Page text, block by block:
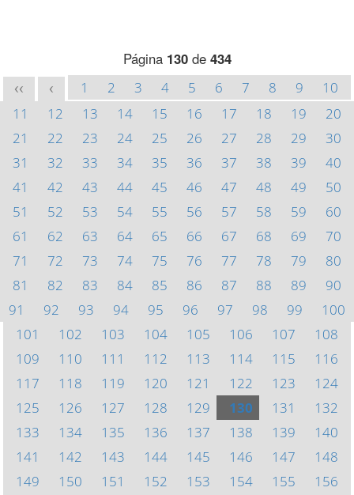
Página 130de 434
<< < 1 2 3 4 5 6 7 8 9
10
11
12 13 14 15 16 17 18 19
20
21
22 23 24 25 26 27 28 29
30
31
32 33 34 35 36 37 38 39
40
41
42 43 44 45 46 47 48 49
50
51
52 53 54 55 56 57 58 59
60
61
62 63 64 65 66 67 68 69
70
71
72 73 74 75 76 77 78 79
80
81
82 83 84 85 86 87 88 89
90
91
92 93 94 95 96 97 98 99
100
101
102 103 104 105 106 107
108
109
110 111 112 113 114 115
116
117
118 119 120 121 122 123
124
125
126 127 128 129 130 131
132
133
134 135 136 137 138 139
140
141
142 143 144 145 146 147
148
149
150 151 152 153 154 155
156